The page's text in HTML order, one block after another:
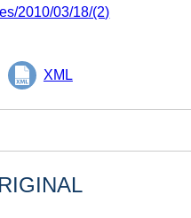
2010/03/18/(2)
XML